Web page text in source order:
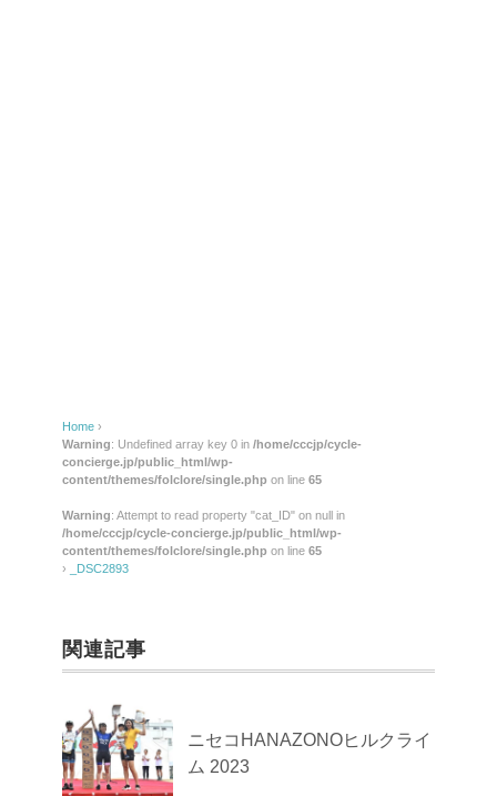
Home ›
Warning: Undefined array key 0 in /home/cccjp/cycle-
concierge.jp/public_html/wp-
content/themes/folclore/single.php on line 65
Warning: Attempt to read property "cat_ID" on null in
/home/cccjp/cycle-concierge.jp/public_html/wp-
content/themes/folclore/single.php on line 65
›
_DSC2893
関連記事
ニセコHANAZONOヒルクライ
ム 2023